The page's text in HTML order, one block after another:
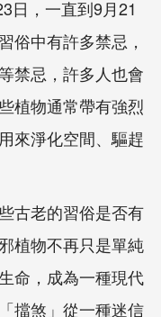
日，一直到9月21
俗中有許多禁忌，
禁忌，許多人也會
植物通常帶有強烈
來淨化空間、驅趕
古老的習俗是否有
植物不再只是單純
命，成為一種現代
擋煞」從一種迷信